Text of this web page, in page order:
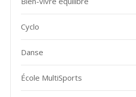
Cyclo
Danse
École MultiSports